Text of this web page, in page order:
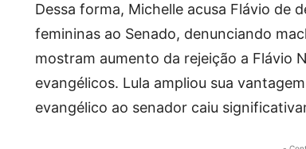
Dessa forma, Michelle acusa Flávio de
femininas ao Senado, denunciando
mostram aumento da rejeição a Flávio
evangélicos. Lula ampliou sua
evangélico ao senador caiu